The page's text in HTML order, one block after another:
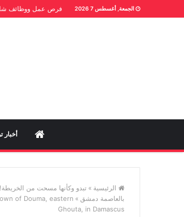
الجمعة, أغسطس 7 2026 فرص عمل ووظائف
Home أخبار
الرئيسية » تبدو وكأنها مسحت من
بالعاصمة دمشق »
of Douma, eastern
Ghouta, in Damascus